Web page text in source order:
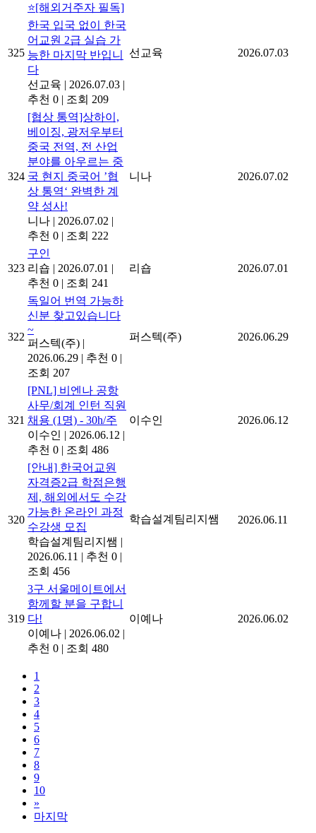
325
⭐[해외거주자 필독]
한국 입국 없이 한국
어교원 2급 실습 가
능한 마지막 반입니
다
선교육 | 2026.07.03 |
추천 0 | 조회 209
선교육 2026.07.03
324
[협상 통역]상하이,
베이징, 광저우부터
중국 전역, 전 산업
분야를 아우르는 중
국 현지 중국어 ’협
상 통역‘ 완벽한 계
약 성사!
니나 | 2026.07.02 |
추천 0 | 조회 222
니나 2026.07.02
323
구인
리숍 | 2026.07.01 |
추천 0 | 조회 241
리숍 2026.07.01
322
독일어 번역 가능하
신분 찾고있습니다
~
퍼스텍(주) |
2026.06.29 | 추천 0 |
조회 207
퍼스텍(주) 2026.06.29
321
[PNL] 비엔나 공항
사무/회계 인턴 직원
채용 (1명) - 30h/주
이수인 | 2026.06.12 |
추천 0 | 조회 486
이수인 2026.06.12
320
[안내] 한국어교원
자격증2급 학점은행
제, 해외에서도 수강
가능한 온라인 과정
수강생 모집
학습설계팀리지쌤 |
2026.06.11 | 추천 0 |
조회 456
학습설계팀리지쌤 2026.06.11
319
3구 서울메이트에서
함께할 분을 구합니
다!
이예나 | 2026.06.02 |
추천 0 | 조회 480
이예나 2026.06.02
1
2
3
4
5
6
7
8
9
10
»
마지막